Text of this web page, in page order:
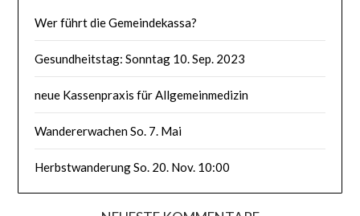
Wer führt die Gemeindekassa?
Gesundheitstag: Sonntag 10. Sep. 2023
neue Kassenpraxis für Allgemeinmedizin
Wandererwachen So. 7. Mai
Herbstwanderung So. 20. Nov. 10:00